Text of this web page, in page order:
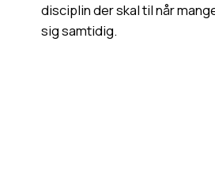
disciplin der skal til når
sig samtidig.